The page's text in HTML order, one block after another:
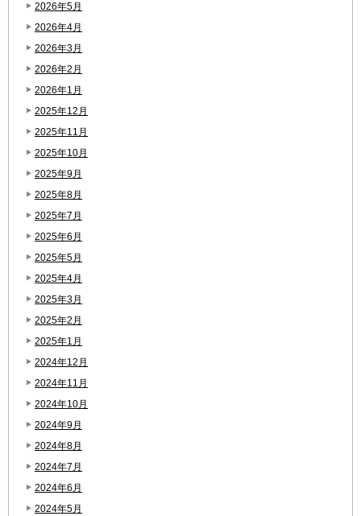
2026年5月
2026年4月
2026年3月
2026年2月
2026年1月
2025年12月
2025年11月
2025年10月
2025年9月
2025年8月
2025年7月
2025年6月
2025年5月
2025年4月
2025年3月
2025年2月
2025年1月
2024年12月
2024年11月
2024年10月
2024年9月
2024年8月
2024年7月
2024年6月
2024年5月